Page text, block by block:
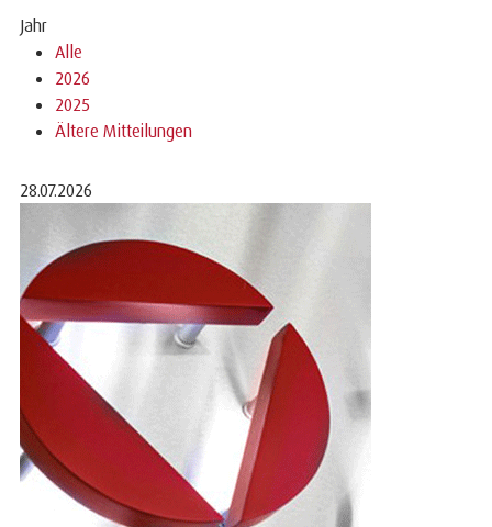
Jahr
Alle
2026
2025
Ältere Mitteilungen
28.07.2026